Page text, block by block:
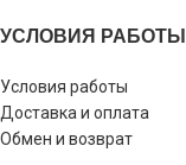
УСЛОВИЯ РАБОТЫ
Условия работы
Доставка и оплата
Обмен и возврат